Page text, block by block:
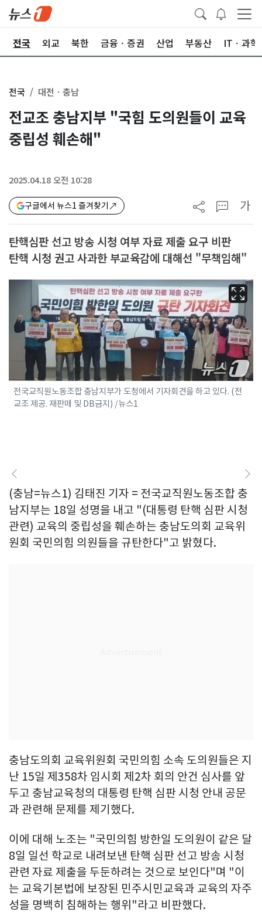
전국 외교 북한 금융ㆍ증권 산업 부동산 ITㆍ과학
전국 대전ㆍ충남
전교조 충남지부 "국힘 도의원들이 교육
중립성 훼손해"
2025.04.18 오전 10:28
구글에서 뉴스1 즐겨찾기 가
탄핵심판 선고 방송 시청 여부 자료 제출 요구 비판
탄핵 시청 권고 사과한 부교육감에 대해선 "무책임해"
전국교직원노동조합 충남지부가 도청에서 기자회견을 하고 있다. (전
교조 제공. 재판매 및 DB금지) /뉴스1
(충남=뉴스1) 김태진 기자 = 전국교직원노동조합 충
남지부는 18일 성명을 내고 "(대통령 탄핵 심판 시청
관련) 교육의 중립성을 훼손하는 충남도의회 교육위
원회 국민의힘 의원들을 규탄한다"고 밝혔다.
충남도의회 교육위원회 국민의힘 소속 도의원들은 지
난 15일 제358차 임시회 제2차 회의 안건 심사를 앞
두고 충남교육청의 대통령 탄핵 심판 시청 안내 공문
과 관련해 문제를 제기했다.
이에 대해 노조는 "국민의힘 방한일 도의원이 같은 달
8일 일선 학교로 내려보낸 탄핵 심판 선고 방송 시청
관련 자료 제출을 두둔하려는 것으로 보인다"며 "이
는 교육기본법에 보장된 민주시민교육과 교육의 자주
성을 명백히 침해하는 행위"라고 비판했다.